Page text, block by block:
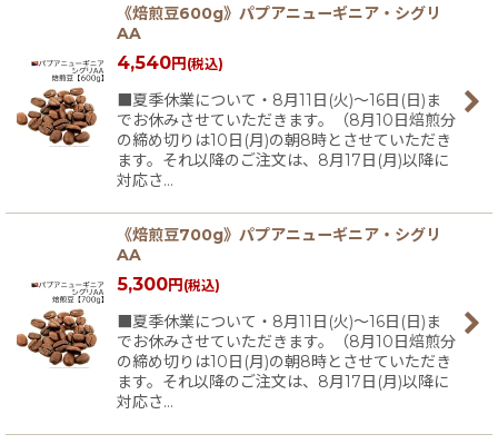
《焙煎豆600g》パプアニューギニア・シグリ
AA
4,540円(税込)
■夏季休業について・8月11日(火)〜16日(日)ま
でお休みさせていただきます。（8月10日焙煎分
の締め切りは10日(月)の朝8時とさせていただき
ます。それ以降のご注文は、8月17日(月)以降に
対応さ…
《焙煎豆700g》パプアニューギニア・シグリ
AA
5,300円(税込)
■夏季休業について・8月11日(火)〜16日(日)ま
でお休みさせていただきます。（8月10日焙煎分
の締め切りは10日(月)の朝8時とさせていただき
ます。それ以降のご注文は、8月17日(月)以降に
対応さ…